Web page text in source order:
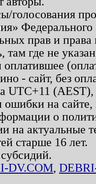
голосования
прав и
там где не
оплатившее
- сайт, без
UTC+11
на
о
на актуальные
старше 16 лет.
DV.COM,